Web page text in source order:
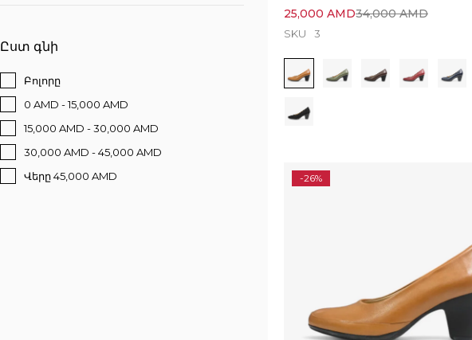
Ըստ գնի
Բոլորը
0 AMD - 15,000 AMD
15,000 AMD - 30,000 AMD
30,000 AMD - 45,000 AMD
Վերը 45,000 AMD
34,000AMD
25,000 AMD
SKU 3
-26%